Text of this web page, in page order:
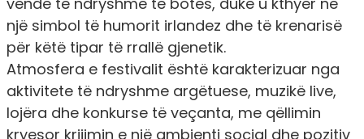
një simbol të humorit irlandez dhe të krenarisë
për këtë tipar të rrallë gjenetik.
Atmosfera e festivalit është karakterizuar nga
aktivitete të ndryshme argëtuese, muzikë live,
lojëra dhe konkurse të veçanta, me qëllimin
kryesor krijimin e një ambienti social dhe pozitiv